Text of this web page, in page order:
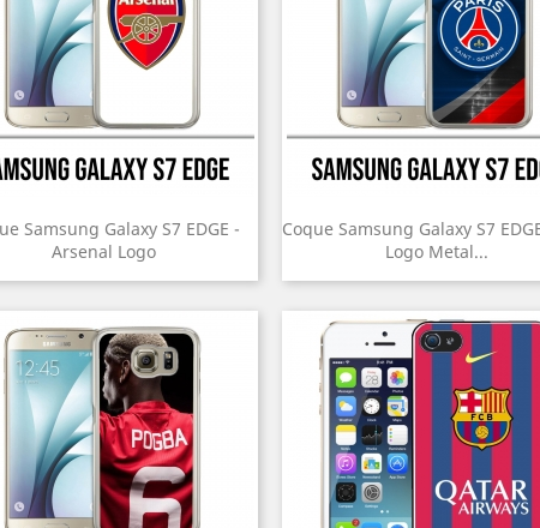
Samsung Galaxy S7 EDGE -
Arsenal Logo
Coque Samsung Galaxy S7
Logo Metal...